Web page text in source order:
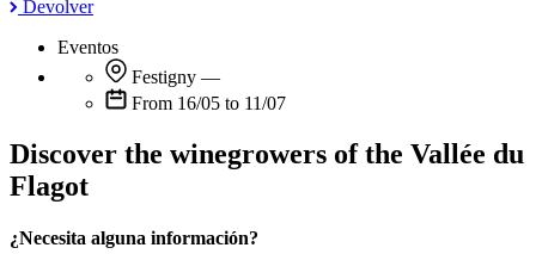
Devolver
Eventos
Festigny —
From 16/05 to 11/07
Discover the winegrowers of the Vallée du
Flagot
¿Necesita alguna información?